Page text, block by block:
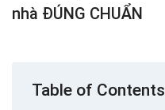
nhà ĐÚNG CHUẨN
Table of Contents